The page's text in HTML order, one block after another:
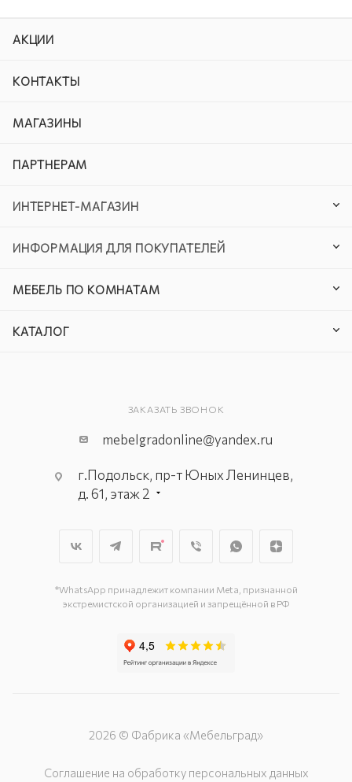
АКЦИИ
КОНТАКТЫ
МАГАЗИНЫ
ПАРТНЕРАМ
ИНТЕРНЕТ-МАГАЗИН
ИНФОРМАЦИЯ ДЛЯ ПОКУПАТЕЛЕЙ
МЕБЕЛЬ ПО КОМНАТАМ
КАТАЛОГ
ЗАКАЗАТЬ ЗВОНОК
mebelgradonline@yandex.ru
г.Подольск, пр-т Юных Ленинцев,
д. 61, этаж 2
г. Подольск, ул. Станционная, д. 11
*WhatsApp принадлежит компании Meta, признанной
экстремистской организацией и запрещённой в РФ
2026 © Фабрика «Мебельград»
Соглашение на обработку персональных данных